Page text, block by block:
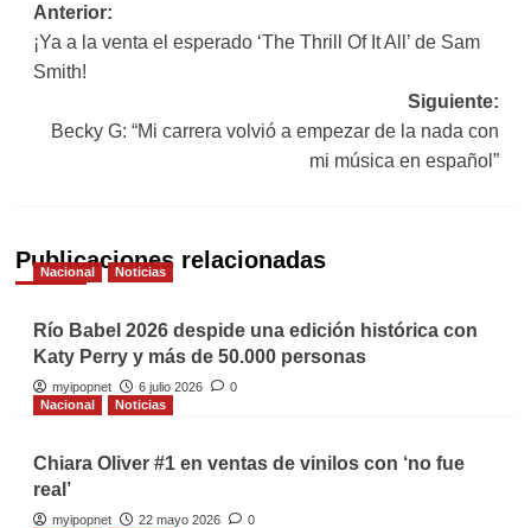
Navegación
de
Anterior:
¡Ya a la venta el esperado ‘The Thrill Of It All’ de Sam
Smith!
Siguiente:
Becky G: “Mi carrera volvió a empezar de la nada con
mi música en español”
Publicaciones relacionadas
Nacional Noticias
Río Babel 2026 despide una edición histórica con
Katy Perry y más de 50.000 personas
myipopnet 6 julio 2026
0
Nacional
Noticias
Chiara Oliver #1 en ventas de vinilos con ‘no fue
real’
myipopnet 22 mayo 2026
0